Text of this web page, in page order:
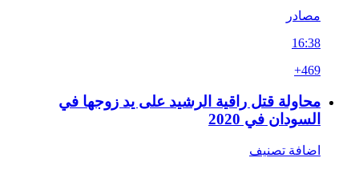
مصادر
16:38
+469
محاولة قتل راقية الرشيد على يد زوجها في
السودان في 2020
اضافة تصنيف